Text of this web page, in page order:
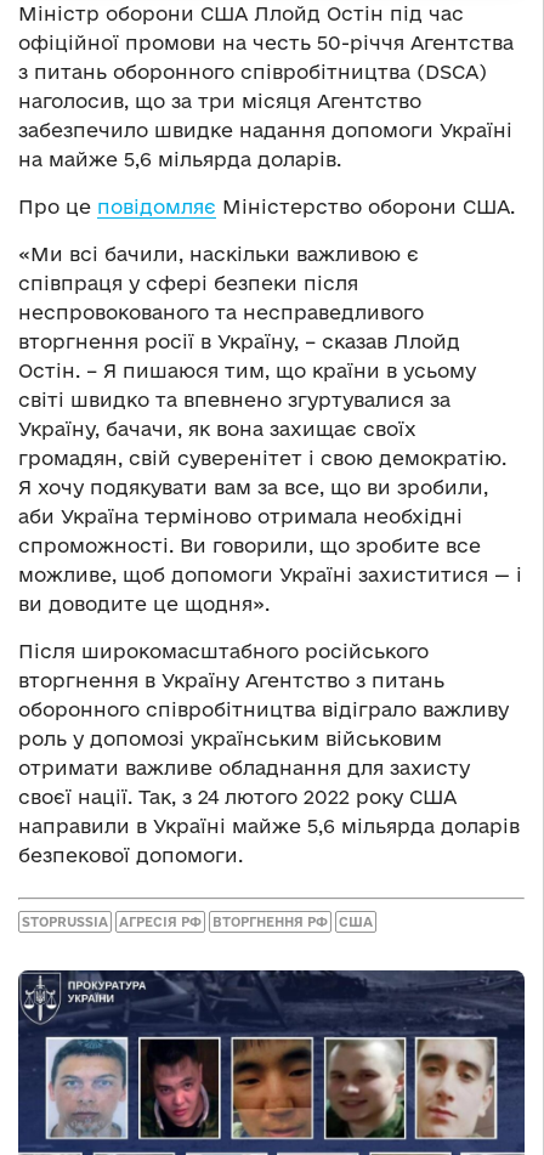
Міністр оборони США Ллойд Остін під час
офіційної промови на честь 50-річчя Агентства
з питань оборонного співробітництва (DSCA)
наголосив, що за три місяця Агентство
забезпечило швидке надання допомоги Україні
на майже 5,6 мільярда доларів.
Про це повідомляє Міністерство оборони США.
«Ми всі бачили, наскільки важливою є
співпраця у сфері безпеки після
неспровокованого та несправедливого
вторгнення росії в Україну, – сказав Ллойд
Остін. – Я пишаюся тим, що країни в усьому
світі швидко та впевнено згуртувалися за
Україну, бачачи, як вона захищає своїх
громадян, свій суверенітет і свою демократію.
Я хочу подякувати вам за все, що ви зробили,
аби Україна терміново отримала необхідні
спроможності. Ви говорили, що зробите все
можливе, щоб допомоги Україні захиститися — і
ви доводите це щодня».
Після широкомасштабного російського
вторгнення в Україну Агентство з питань
оборонного співробітництва відіграло важливу
роль у допомозі українським військовим
отримати важливе обладнання для захисту
своєї нації. Так, з 24 лютого 2022 року США
направили в Україні майже 5,6 мільярда доларів
безпекової допомоги.
STOPRUSSIA АГРЕСІЯ РФ ВТОРГНЕННЯ РФ США